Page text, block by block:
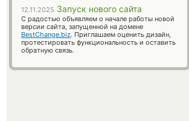
12.11.2025 Запуск нового сайта
С радостью объявляем о начале работы новой
версии сайта, запущенной на домене
BestChange.biz. Приглашаем оценить дизайн,
протестировать функциональность и оставить
обратную связь.